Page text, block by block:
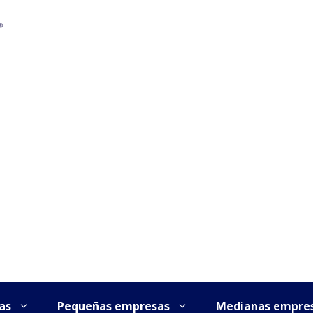
Pequeñas empresas Medianas